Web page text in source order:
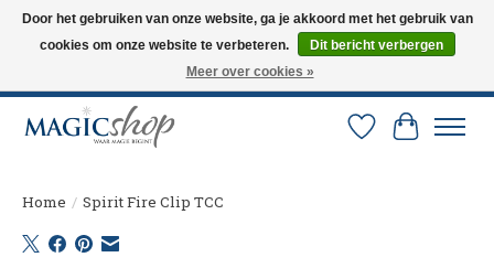
Altijd de nieuwste trucs op voorraad. Snelle verzending via PostNL en DHL.
Langskomen in onze winkel? Bel of mail om een afspraak te maken. 0251-
Verlanglijst
Home / Spirit Fire Clip TCC
Door het gebruiken van onze website, ga je akkoord met het gebruik van
cookies om onze website te verbeteren.
Dit bericht verbergen
Meer over cookies »